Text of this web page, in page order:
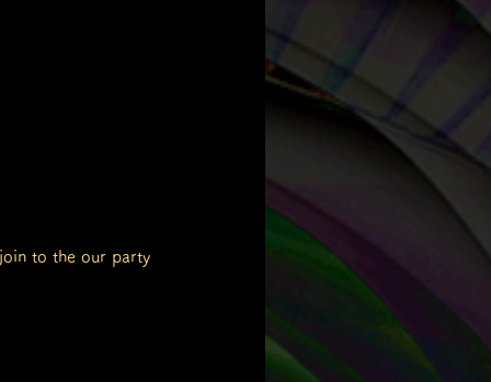
to the our party